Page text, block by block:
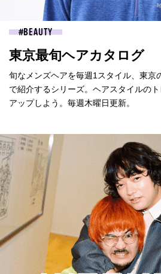
BEAUTY
東京最旬ヘアカタログ
旬なメンズヘアを毎週1スタイル、東京
で紹介するシリーズ。ヘアスタイルの
アップしよう。毎週木曜日更新。